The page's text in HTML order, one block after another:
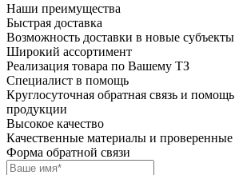
Наши преимущества
Быстрая доставка
Возможность доставки в новые
Широкий ассортимент
Реализация товара по Вашему ТЗ
Специалист в помощь
Круглосуточная обратная связь и
продукции
Высокое качество
Качественные материалы и
Форма обратной связи